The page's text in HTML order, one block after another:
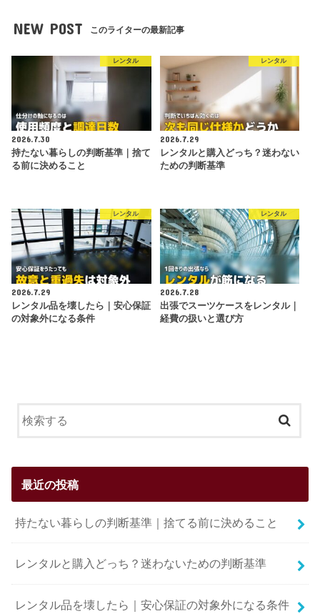
NEW POST このライターの最新記事
レンタル
2026.7.30
持たない暮らしの判断基準｜捨て
る前に決めること
レンタル
2026.7.29
レンタルと購入どっち？迷わない
ための判断基準
レンタル
2026.7.29
レンタル品を壊したら｜安心保証
の対象外になる条件
レンタル
2026.7.28
出張でスーツケースをレンタル｜
経費の扱いと選び方
最近の投稿
持たない暮らしの判断基準｜捨てる前に決めること
レンタルと購入どっち？迷わないための判断基準
レンタル品を壊したら｜安心保証の対象外になる条件